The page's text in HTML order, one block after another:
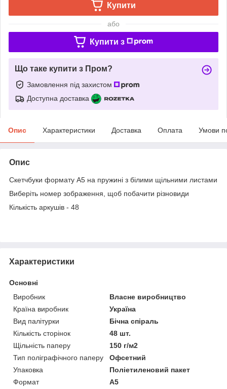
Купити
або
Купити з
Що таке купити з Пром?
Замовлення під захистом
Доступна доставка
Опис Характеристики Доставка Оплата Умови
Опис
Скетчбуки формату А5 на пружині з білими щільними листами
Виберіть номер зображення, щоб побачити різновиди
Кількість аркушів - 48
Характеристики
Основні
Виробник
Власне виробництво
Країна виробник
Україна
Вид палітурки
Бічна спіраль
Кількість сторінок
48 шт.
Щільність паперу
150 г/м2
Тип поліграфічного паперу
Офсетний
Упаковка
Поліетиленовий пакет
Формат
A5